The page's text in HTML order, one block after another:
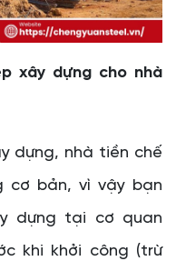
xây dựng cho nhà
dựng, nhà tiền chế
cơ bản, vì vậy bạn
dựng tại cơ quan
khi khởi công (trừ